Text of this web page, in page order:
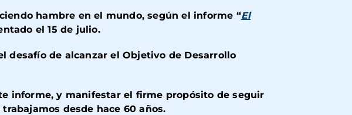
hambre en el mundo, según el informe “El
el 15 de julio.
desafío de alcanzar el Objetivo de Desarrollo
informe, y manifestar el firme propósito de seguir
desde hace 60 años.